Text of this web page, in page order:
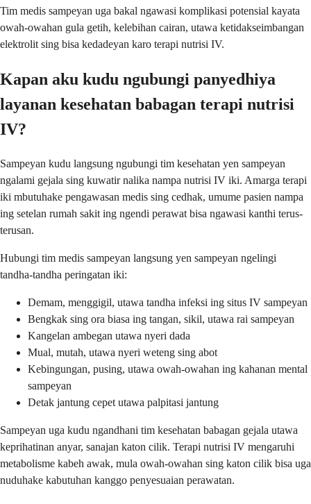
Tim medis sampeyan uga bakal ngawasi komplikasi potensial kayata
owah-owahan gula getih, kelebihan cairan, utawa ketidakseimbangan
elektrolit sing bisa kedadeyan karo terapi nutrisi IV.
Kapan aku kudu ngubungi panyedhiya
layanan kesehatan babagan terapi nutrisi
IV?
Sampeyan kudu langsung ngubungi tim kesehatan yen sampeyan
ngalami gejala sing kuwatir nalika nampa nutrisi IV iki. Amarga terapi
iki mbutuhake pengawasan medis sing cedhak, umume pasien nampa
ing setelan rumah sakit ing ngendi perawat bisa ngawasi kanthi terus-
terusan.
Hubungi tim medis sampeyan langsung yen sampeyan ngelingi
tandha-tandha peringatan iki:
Demam, menggigil, utawa tandha infeksi ing situs IV sampeyan
Bengkak sing ora biasa ing tangan, sikil, utawa rai sampeyan
Kangelan ambegan utawa nyeri dada
Mual, mutah, utawa nyeri weteng sing abot
Kebingungan, pusing, utawa owah-owahan ing kahanan mental
sampeyan
Detak jantung cepet utawa palpitasi jantung
Sampeyan uga kudu ngandhani tim kesehatan babagan gejala utawa
keprihatinan anyar, sanajan katon cilik. Terapi nutrisi IV mengaruhi
metabolisme kabeh awak, mula owah-owahan sing katon cilik bisa uga
nuduhake kabutuhan kanggo penyesuaian perawatan.